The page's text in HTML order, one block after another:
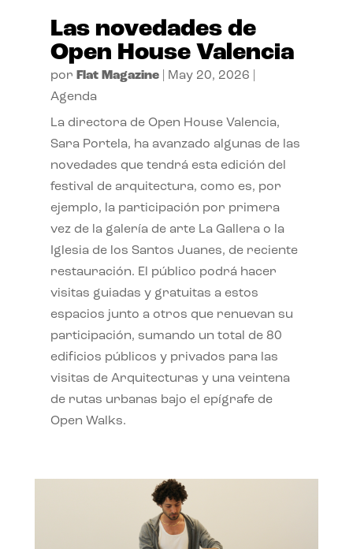
Las novedades de
Open House Valencia
por Flat Magazine| May 20, 2026
Agenda
La directora de Open House Valencia,
Sara Portela, ha avanzado algunas de las
novedades que tendrá esta edición del
festival de arquitectura, como es, por
ejemplo, la participación por primera
vez de la galería de arte La Gallera o la
Iglesia de los Santos Juanes, de reciente
restauración. El público podrá hacer
visitas guiadas y gratuitas a estos
espacios junto a otros que renuevan su
participación, sumando un total de 80
edificios públicos y privados para las
visitas de Arquitecturas y una veintena
de rutas urbanas bajo el epígrafe de
Open Walks.